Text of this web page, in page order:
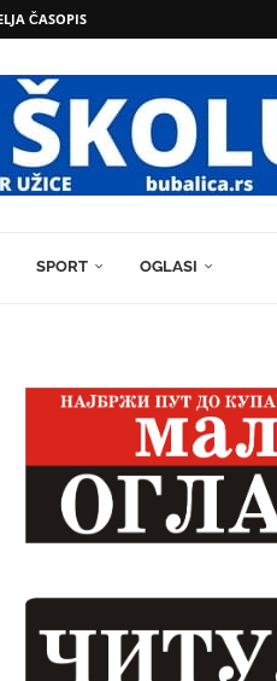
ČASOPIS
SPORT OGLASI